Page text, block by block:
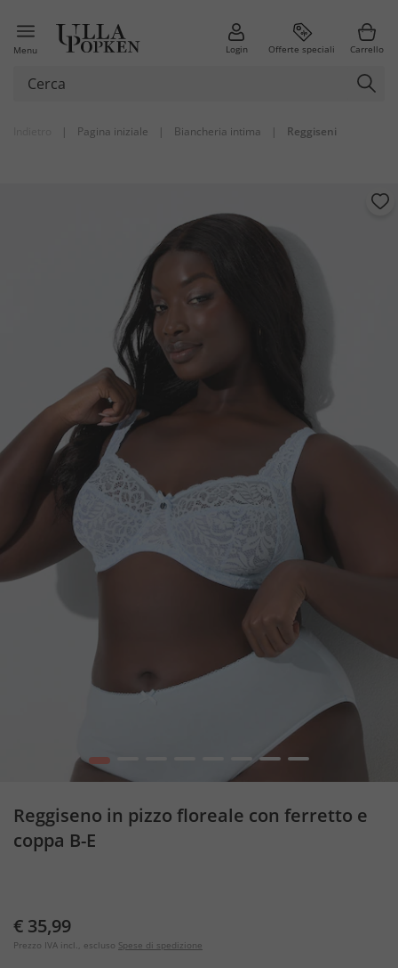
Menu Login Offerte speciali Carrello
| Pagina iniziale | Biancheria intima | Reggiseni
1 6 7 8
Reggiseno in pizzo floreale con ferretto e
coppa B-E
€ 35,99
Prezzo IVA incl., escluso Spese di spedizione